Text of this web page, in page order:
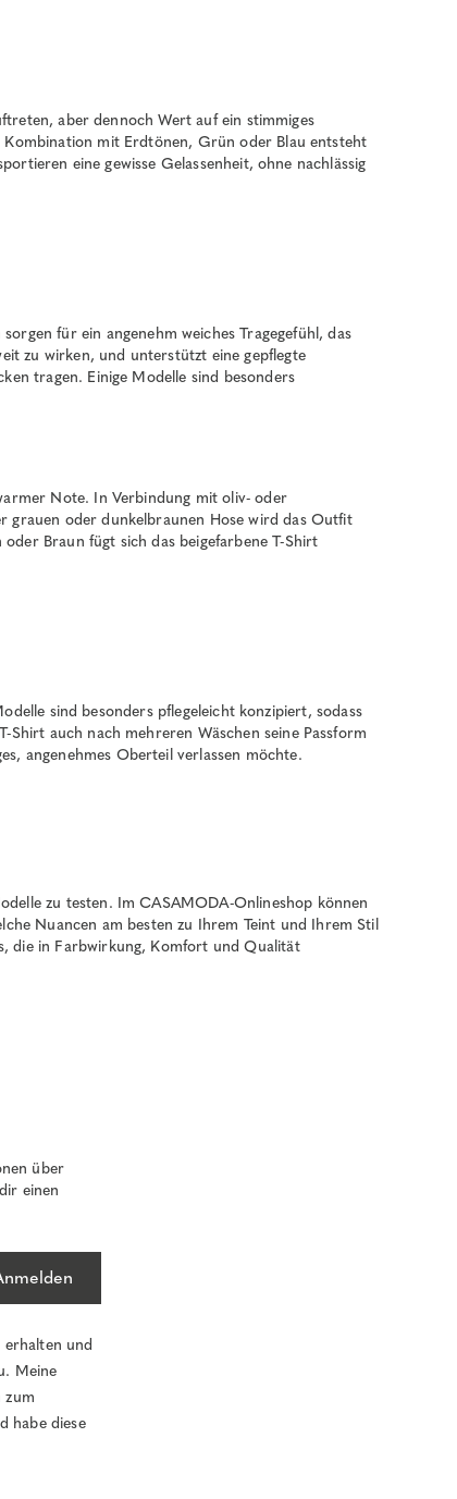
aber dennoch Wert auf ein stimmiges
mit Erdtönen, Grün oder Blau entsteht
eine gewisse Gelassenheit, ohne nachlässig
für ein angenehm weiches Tragegefühl, das
zu wirken, und unterstützt eine gepflegte
tragen. Einige Modelle sind besonders
Note. In Verbindung mit oliv- oder
grauen oder dunkelbraunen Hose wird das Outfit
Braun fügt sich das beigefarbene T-Shirt
sind besonders pflegeleicht konzipiert, sodass
auch nach mehreren Wäschen seine Passform
angenehmes Oberteil verlassen möchte.
zu testen. Im CASAMODA-Onlineshop können
Nuancen am besten zu Ihrem Teint und Ihrem Stil
die in Farbwirkung, Komfort und Qualität
über
einen
und
Meine
zum
habe diese